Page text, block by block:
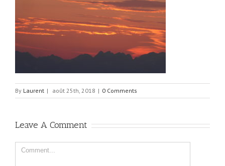
By Laurent | août 25th, 2018 | 0 Comments
Leave A Comment
Comment